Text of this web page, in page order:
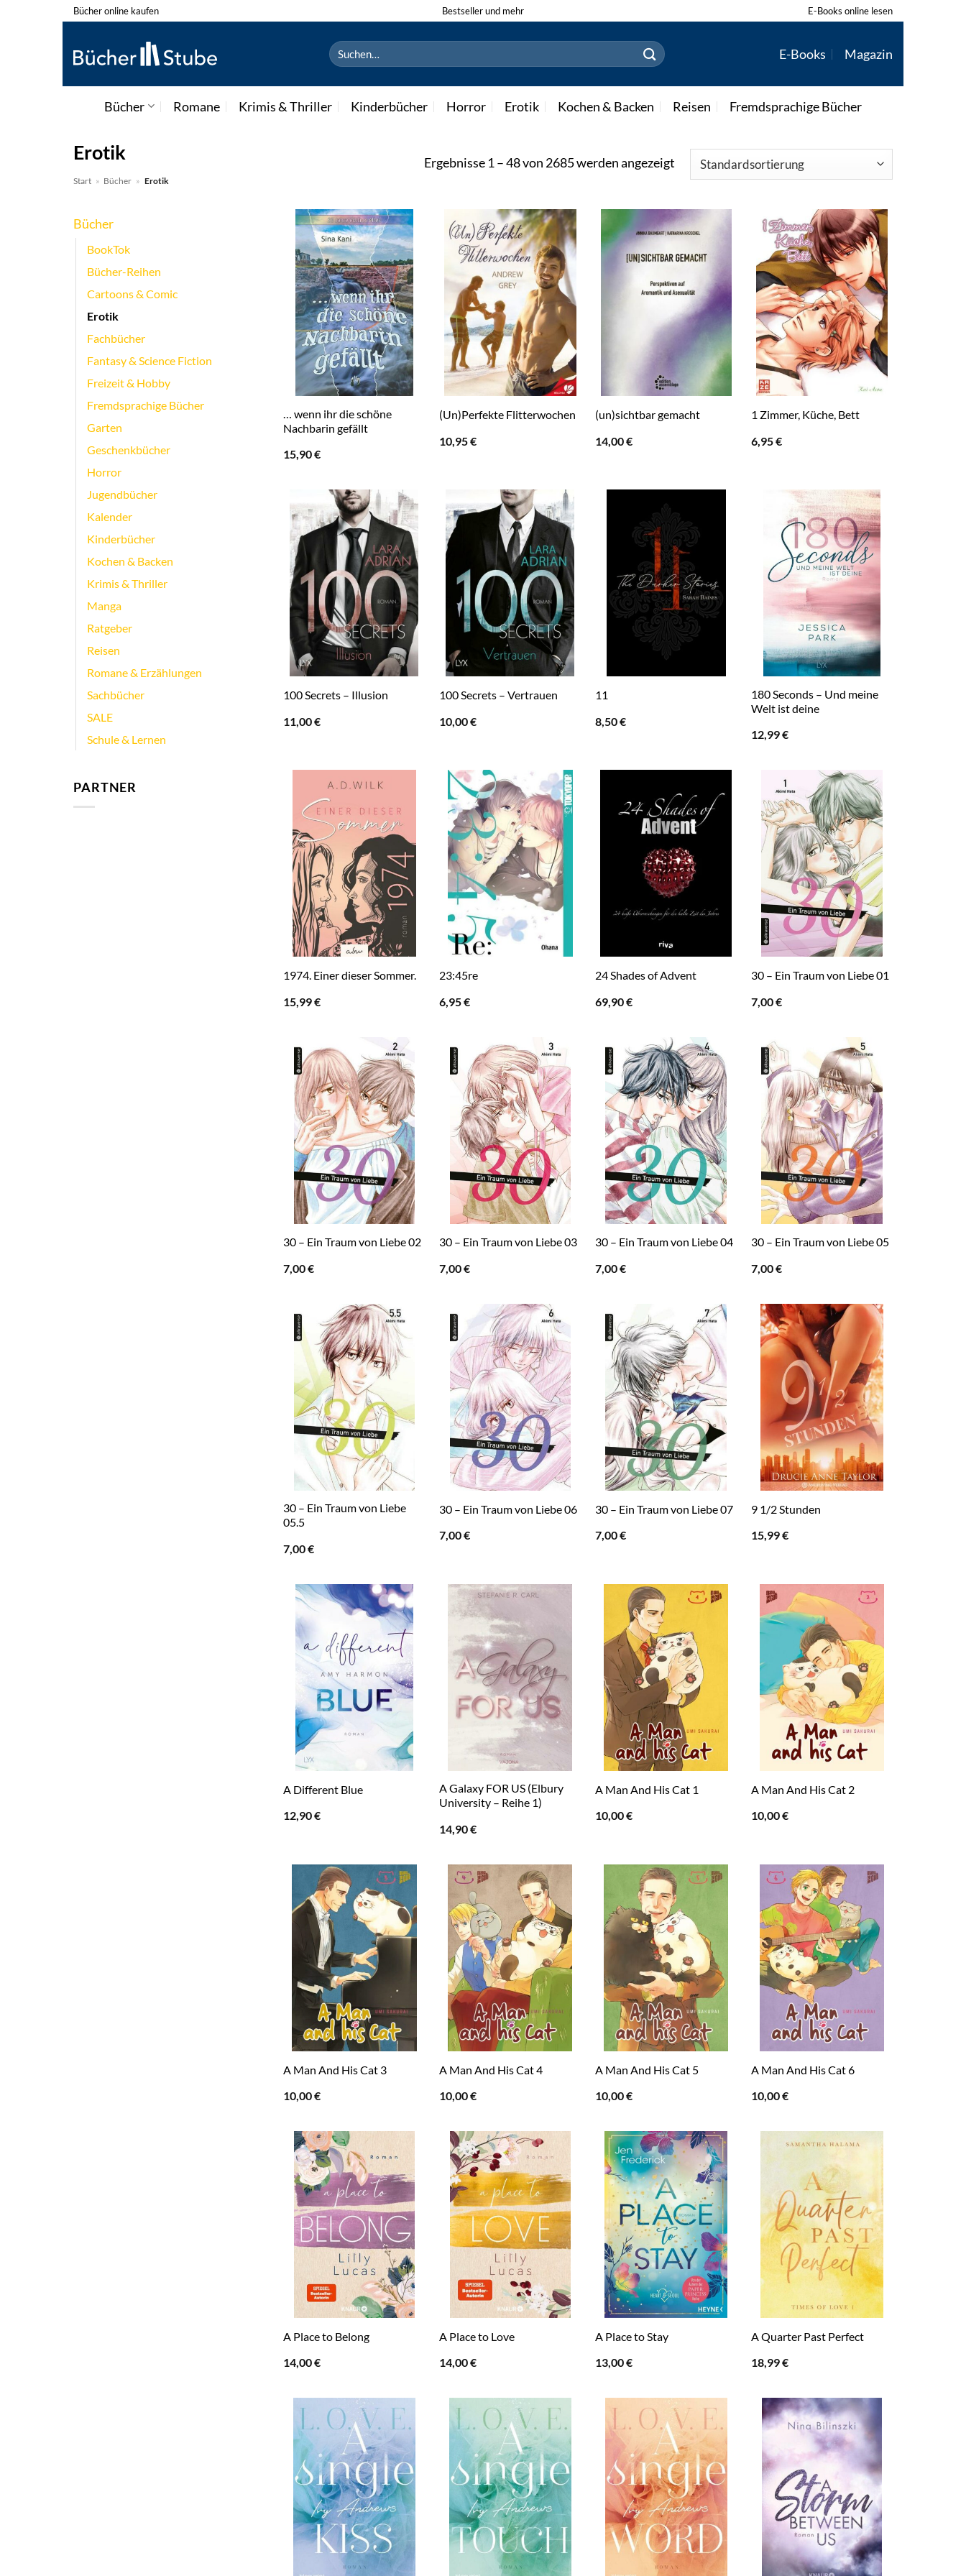
Zum
springen
Bücher online kaufen Bestseller und mehr E-Books online lesen
Suchen
nach:
E-Books Magazin
Bücher Romane Krimis & Thriller Kinderbücher Horror Erotik Kochen & Backen Reisen Fremdsprachige Bücher
Erotik
Start » Bücher » Erotik
Ergebnisse 1 – 48 von 2685 werden angezeigt
Bücher
BookTok
Bücher-Reihen
Cartoons & Comic
Erotik
Fachbücher
Fantasy & Science Fiction
Freizeit & Hobby
Fremdsprachige Bücher
Garten
Geschenkbücher
Horror
Jugendbücher
Kalender
Kinderbücher
Kochen & Backen
Krimis & Thriller
Manga
Ratgeber
Reisen
Romane & Erzählungen
Sachbücher
SALE
Schule & Lernen
PARTNER
… wenn ihr die schöne
Nachbarin gefällt
15,90€
(Un)Perfekte Flitterwochen
10,95€
(un)sichtbar gemacht
14,00€
1 Zimmer, Küche, Bett
6,95€
100 Secrets – Illusion
11,00€
100 Secrets – Vertrauen
10,00€
11
8,50€
180 Seconds – Und meine
Welt ist deine
12,99€
1974. Einer dieser Sommer.
15,99€
23:45re
6,95€
24 Shades of Advent
69,90€
30 – Ein Traum von Liebe 01
7,00€
30 – Ein Traum von Liebe 02
7,00€
30 – Ein Traum von Liebe 03
7,00€
30 – Ein Traum von Liebe 04
7,00€
30 – Ein Traum von Liebe 05
7,00€
30 – Ein Traum von Liebe
05.5
7,00€
30 – Ein Traum von Liebe 06
7,00€
30 – Ein Traum von Liebe 07
7,00€
9 1/2 Stunden
15,99€
A Different Blue
12,90€
A Galaxy FOR US (Elbury
University – Reihe 1)
14,90€
A Man And His Cat 1
10,00€
A Man And His Cat 2
10,00€
A Man And His Cat 3
10,00€
A Man And His Cat 4
10,00€
A Man And His Cat 5
10,00€
A Man And His Cat 6
10,00€
A Place to Belong
14,00€
A Place to Love
14,00€
A Place to Stay
13,00€
A Quarter Past Perfect
18,99€